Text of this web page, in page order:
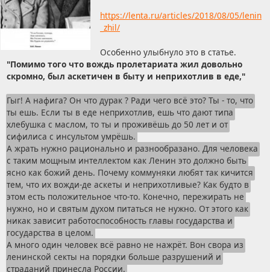
https://lenta.ru/articles/2018/08/05/lenin
_zhil/
Особенно улыбнуло это в статье.
"Помимо того что вождь пролетариата жил довольно
скромно, был аскетичен в быту и неприхотлив в еде,"
Гыг! А нафига? Он что дурак ? Ради чего всё это? Ты - то, что
ты ешь. Если ты в еде неприхотлив, ешь что дают типа
хлебушка с маслом, то ты и проживёшь до 50 лет и от
сифилиса с инсультом умрёшь.
А жрать нужно рационально и разнообразано. Для человека
с таким мощным интеллектом как Ленин это должно быть
ясно как божий день. Почему коммуняки любят так кичится
тем, что их вожди-де аскеты и неприхотливые? Как будто в
этом есть положительное что-то. Конечно, пережирать не
нужно, но и святым духом питаться не нужно. От этого как
никак зависит работоспособность главы государства и
государства в целом.
А много один человек всё равно не нажрёт. Вон свора из
ленинской секты на порядки больше разрушений и
страданий принесла России.